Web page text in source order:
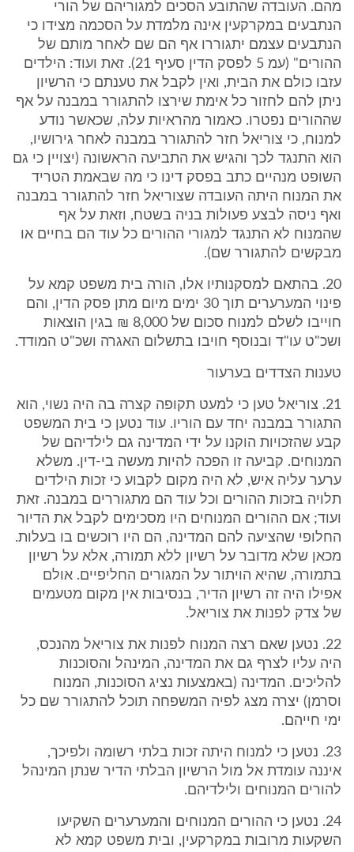
מהם. העובדה שהתובע הסכים למגוריהם של הורי
הנתבעים במקרקעין אינה מלמדת על הסכמה מצידו כי
הנתבעים עצמם יתגוררו אף הם שם לאחר מותם של
ההורים" (עמ 5 לפסק הדין סעיף 21). זאת ועוד: הילדים
עזבו כולם את הבית, ואין לקבל את טענתם כי הרשיון
ניתן להם לחזור כל אימת שירצו להתגורר במבנה על אף
שההורים נפטרו. כאמור מהראיות עלה, שכאשר נודע
למנוח, כי צוריאל חזר להתגורר במבנה לאחר גירושיו,
הוא התנגד לכך והגיש את התביעה הראשונה (יצויין כי גם
השופט מנהיים כתב בפסק דינו כי מה שבאמת הטריד
את המנוח היתה העובדה שצוריאל חזר להתגורר במבנה
ואף ניסה לבצע פעולות בניה בשטח, וזאת על אף
שהמנוח לא התנגד למגורי ההורים כל עוד הם בחיים או
מבקשים להתגורר שם).
20. בהתאם למסקנותיו אלו, הורה בית משפט קמא על
פינוי המערערים תוך 30 ימים מיום מתן פסק הדין, והם
חוייבו לשלם למנוח סכום של 8,000 ₪ בגין הוצאות
ושכ"ט עו"ד ובנוסף חויבו בתשלום האגרה ושכ"ט המודד.
טענות הצדדים בערעור
21. צוריאל טען כי למעט תקופה קצרה בה היה נשוי, הוא
התגורר במבנה יחד עם הוריו. עוד נטען כי בית המשפט
קבע שהזכויות הוקנו על ידי המדינה גם לילדיהם של
המנוחים. קביעה זו הפכה להיות מעשה בי-דין. משלא
ערער עליה איש, לא היה מקום לקבוע כי זכות הילדים
תלויה בזכות ההורים וכל עוד הם מתגוררים במבנה. זאת
ועוד; אם ההורים המנוחים היו מסכימים לקבל את הדיור
החלופי שהציעה להם המדינה, הם היו רוכשים בו בעלות.
מכאן שלא מדובר על רשיון ללא תמורה, אלא על רשיון
בתמורה, שהיא הויתור על המגורים החליפיים. אולם
אפילו היה זה רשיון הדיר, בנסיבות אין מקום מטעמים
של צדק לפנות את צוריאל.
22. נטען שאם רצה המנוח לפנות את צוריאל מהנכס,
היה עליו לצרף גם את המדינה, המינהל והסוכנות
להליכים. המדינה (באמצעות נציג הסוכנות, המנוח
וסרמן) יצרה מצג לפיה המשפחה תוכל להתגורר שם כל
ימי חייהם.
23. נטען כי למנוח היתה זכות בלתי רשומה ולפיכך,
איננה עומדת אל מול הרשיון הבלתי הדיר שנתן המינהל
להורים המנוחים ולילדיהם.
24. נטען כי ההורים המנוחים והמערערים השקיעו
השקעות מרובות במקרקעין, ובית משפט קמא לא